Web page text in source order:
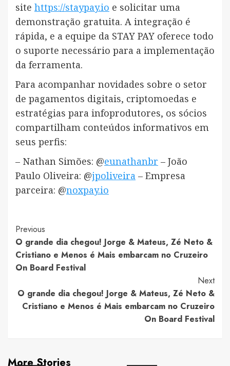
site https://staypay.io e solicitar uma
demonstração gratuita. A integração é
rápida, e a equipe da STAY PAY oferece todo
o suporte necessário para a implementação
da ferramenta.
Para acompanhar novidades sobre o setor
de pagamentos digitais, criptomoedas e
estratégias para infoprodutores, os sócios
compartilham conteúdos informativos em
seus perfis:
– Nathan Simões: @eunathanbr – João
Paulo Oliveira: @jpoliveira – Empresa
parceira: @noxpay.io
Post
Navigation
Previous
O grande dia chegou! Jorge & Mateus, Zé Neto &
Cristiano e Menos é Mais embarcam no Cruzeiro
On Board Festival
Next
O grande dia chegou! Jorge & Mateus, Zé Neto &
Cristiano e Menos é Mais embarcam no Cruzeiro
On Board Festival
More Stories